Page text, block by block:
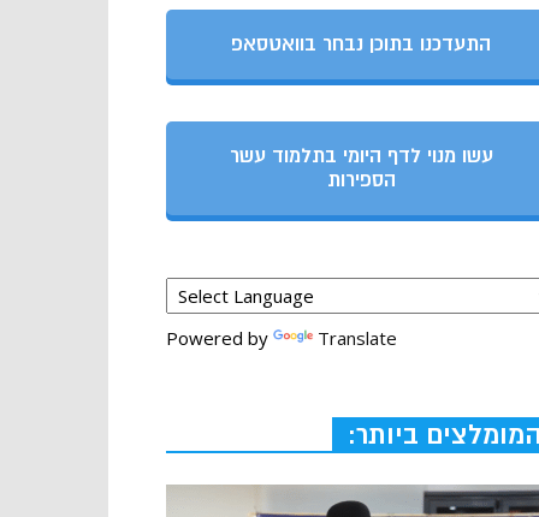
התעדכנו בתוכן נבחר בוואטסאפ
עשו מנוי לדף היומי בתלמוד עשר
הספירות
Powered by Translate
המומלצים ביותר: